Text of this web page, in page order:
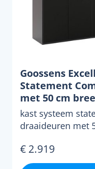
Goossens
Statement
met 50 cm
cm breed 223
kast systeem
draaideuren met
€ 2.919